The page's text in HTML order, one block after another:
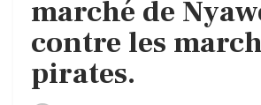
marché de
contre les
pirates.